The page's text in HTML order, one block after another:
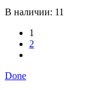
В наличии: 11
1
2
Done